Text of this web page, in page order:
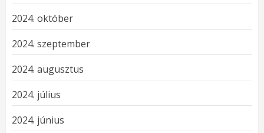
2024. október
2024. szeptember
2024. augusztus
2024. július
2024. június